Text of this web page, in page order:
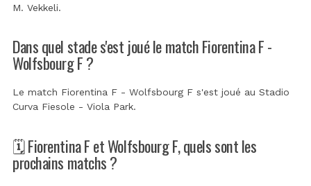
M. Vekkeli.
Dans quel stade s'est joué le match Fiorentina F -
Wolfsbourg F ?
Le match Fiorentina F - Wolfsbourg F s'est joué au Stadio
Curva Fiesole - Viola Park.
🗓️ Fiorentina F et Wolfsbourg F, quels sont les
prochains matchs ?